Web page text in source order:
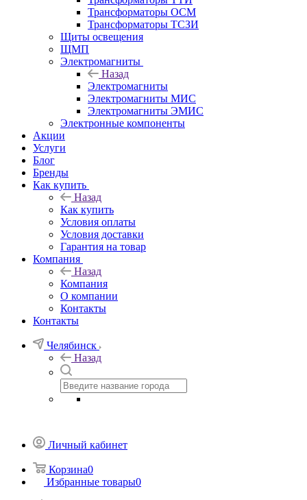
Трансформаторы ОСМ
Трансформаторы ТСЗИ
Щиты освещения
ЩМП
Электромагниты
Назад
Электромагниты
Электромагниты МИС
Электромагниты ЭМИС
Электронные компоненты
Акции
Услуги
Блог
Бренды
Как купить
Назад
Как купить
Условия оплаты
Условия доставки
Гарантия на товар
Компания
Назад
Компания
О компании
Контакты
Контакты
Челябинск
Назад
Личный кабинет
Корзина0
Избранные товары0